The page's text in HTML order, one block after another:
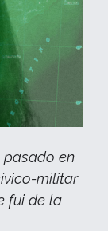
pasado en
militar
fui de la